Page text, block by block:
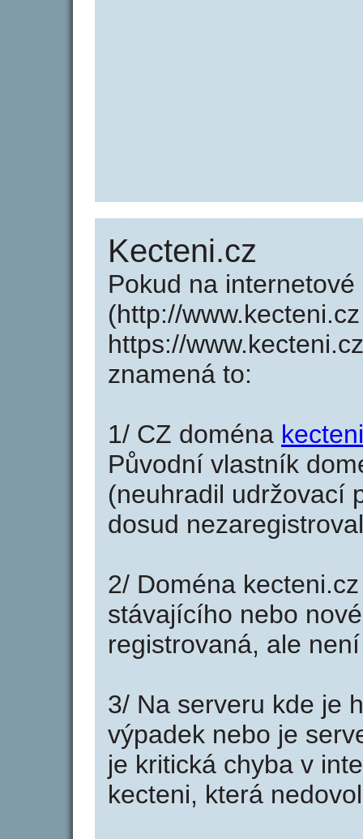
Kecteni.cz
Pokud na
(http://
https://
znamená to:
1/ CZ doména
Původní vlastník
(neuhradil udržovací
dosud
2/ Doména
stávajícího nebo
registrovaná, ale
3/ Na serveru kde je
výpadek nebo je
je kritická chyba v
kecteni, která